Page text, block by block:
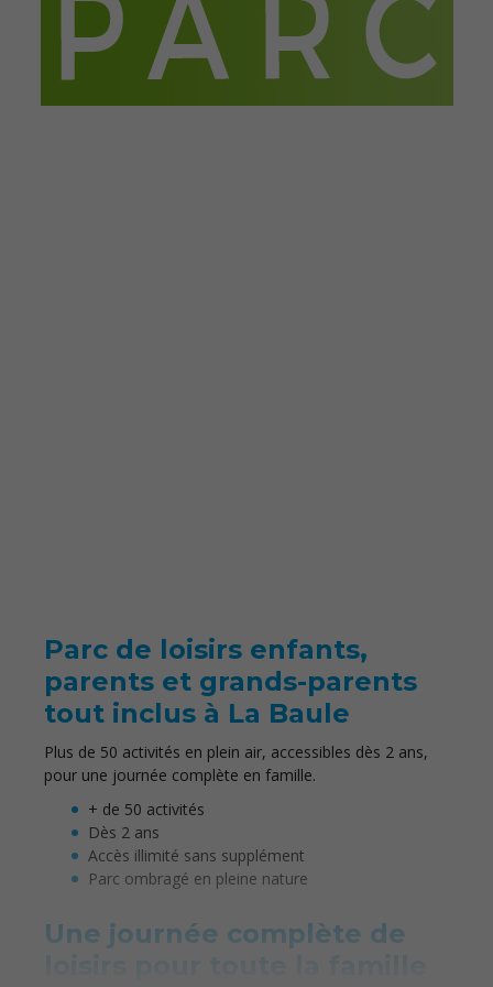
Parc de loisirs enfants,
parents et grands-parents
tout inclus à La Baule
Plus de 50 activités en plein air, accessibles dès 2 ans,
pour une journée complète en famille.
+ de 50 activités
Dès 2 ans
Accès illimité sans supplément
Parc ombragé en pleine nature
Une journée complète de